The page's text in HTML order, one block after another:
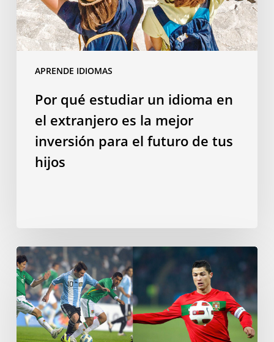
APRENDE IDIOMAS
extranjero
es
la
inversión
futuro
Por qué estudiar un idioma en
el extranjero es la mejor
inversión para el futuro de tus
hijos
¿Hablar
una
lengua
romance
te
convierte